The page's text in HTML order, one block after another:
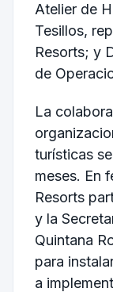
Atelier de
Tesillos,
Resorts; y
de
La
turísticas
meses. En
Resorts
y la
Quintana
para
a